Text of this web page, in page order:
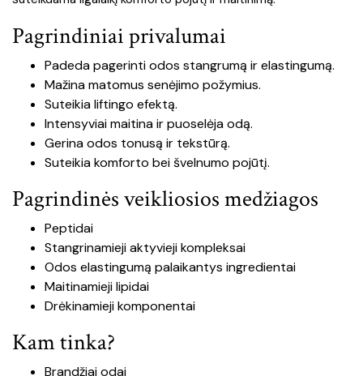
Pagrindiniai privalumai
Padeda pagerinti odos stangrumą ir elastingumą.
Mažina matomus senėjimo požymius.
Suteikia liftingo efektą.
Intensyviai maitina ir puoselėja odą.
Gerina odos tonusą ir tekstūrą.
Suteikia komforto bei švelnumo pojūtį.
Pagrindinės veikliosios medžiagos
Peptidai
Stangrinamieji aktyvieji kompleksai
Odos elastingumą palaikantys ingredientai
Maitinamieji lipidai
Drėkinamieji komponentai
Kam tinka?
Brandžiai odai